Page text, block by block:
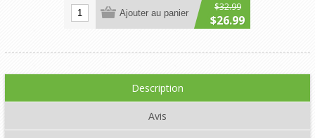
Ajouter au panier $32.99
$26.99
Description
Avis